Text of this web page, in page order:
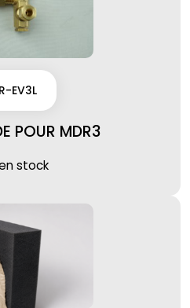
EV3L
POUR MDR3
stock